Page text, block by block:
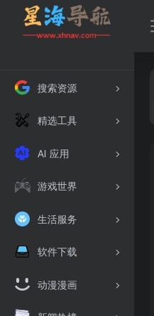
搜索资源
精选工具
AI 应用
游戏世界
生活服务
软件下载
动漫漫画